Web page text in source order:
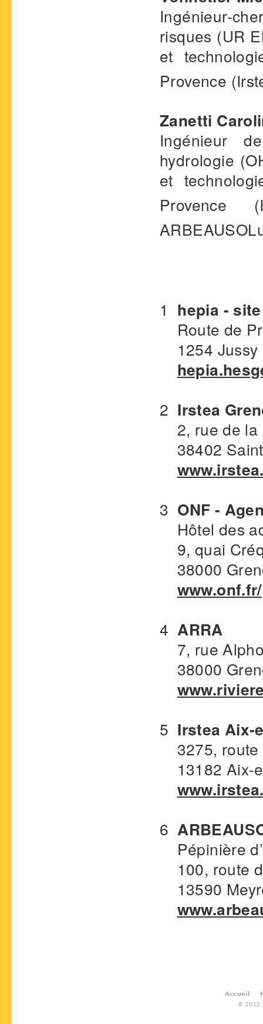
Ingénieur-
risques (UR
et
Provence
Zanetti
Ingénieur
hydrologie
et
Provence
1 hepia -
Route de
1254 Jussy
2 Irstea
2, rue de la
38402
3 ONF -
Hôtel des
9, quai
38000
www.onf.fr/
4 ARRA
7, rue
38000
5 Irstea Aix-
3275, route
13182 Aix-
6
Pépinière
100, route
13590
Accueil
© 2012